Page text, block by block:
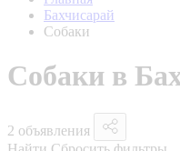
Бахчисарай
Собаки
Собаки в
2 объявления